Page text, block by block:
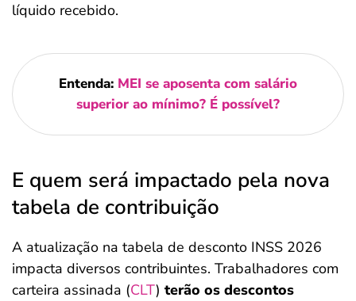
líquido recebido.
Entenda: MEI se aposenta com salário
superior ao mínimo? É possível?
E quem será impactado pela nova
tabela de contribuição
A atualização na tabela de desconto INSS 2026
impacta diversos contribuintes. Trabalhadores com
carteira assinada (CLT) terão os descontos